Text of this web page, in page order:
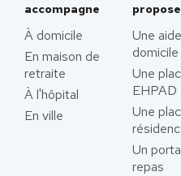
accompagne
À domicile
En maison de
retraite
À l'hôpital
En ville
propose
Une
domicile
Une
EHPAD
Une
Un
repas